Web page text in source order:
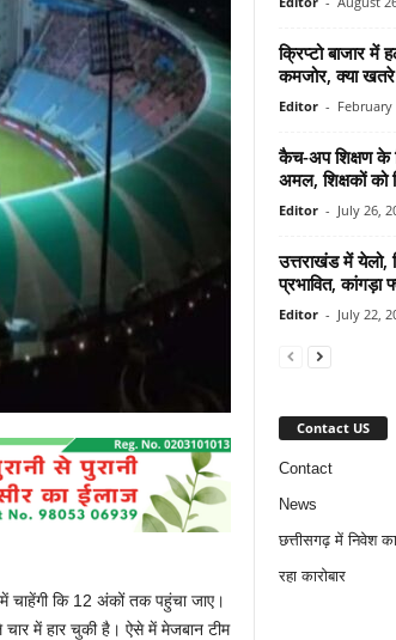
कि 12 अंकों तक पहुंचा जाए।
में हार चुकी है। ऐसे में मेजबान टीम
क्रिप्टो बाजार
कमजोर, क्या
Editor - February
कैच-अप शिक्षण के
अमल, शिक्षकों को
Editor - July 26,
उत्तराखंड में येलो,
प्रभावित,
Editor - July 22,
Contact US
Contact
News
छत्तीसगढ़ में निवेश
रहा कारोबार